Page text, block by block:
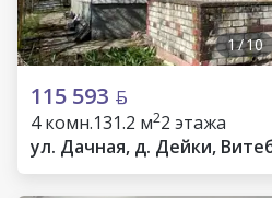
1/10
115 593
4 комн.131.2 м22 этажа
ул. Дачная, д. Дейки,